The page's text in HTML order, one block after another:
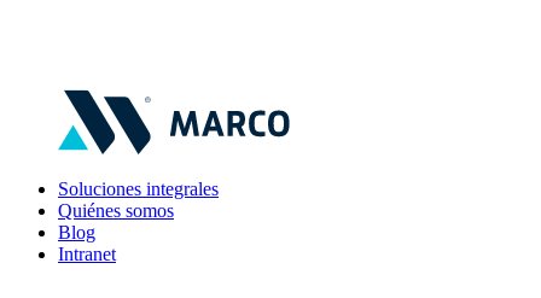
Soluciones integrales
Quiénes somos
Blog
Intranet